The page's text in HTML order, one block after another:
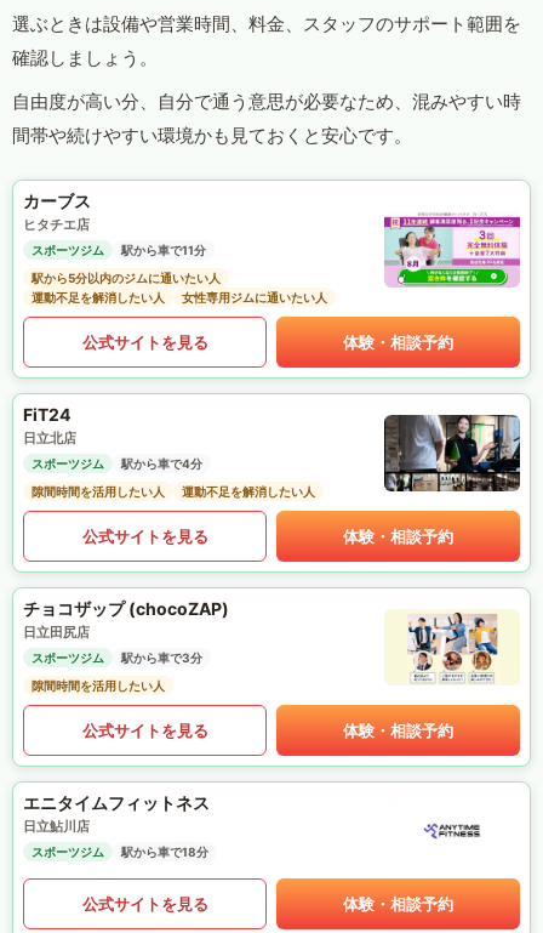
選ぶときは設備や営業時間、料金、スタッフのサポート範囲を
確認しましょう。
自由度が高い分、自分で通う意思が必要なため、混みやすい時
間帯や続けやすい環境かも見ておくと安心です。
カーブス
ヒタチエ店
スポーツジム
駅から車で11分
駅から5分以内のジムに通いたい人
運動不足を解消したい人
女性専用ジムに通いたい人
公式サイトを見る 体験・相談予約
FiT24
日立北店
スポーツジム
駅から車で4分
隙間時間を活用したい人
運動不足を解消したい人
公式サイトを見る 体験・相談予約
チョコザップ (chocoZAP)
日立田尻店
スポーツジム
駅から車で3分
隙間時間を活用したい人
公式サイトを見る 体験・相談予約
エニタイムフィットネス
日立鮎川店
スポーツジム 駅から車で18分
公式サイトを見る 体験・相談予約